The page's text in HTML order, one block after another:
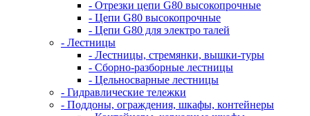
- Отрезки цепи G80 высокопрочные
- Цепи G80 высокопрочные
- Цепи G80 для электро талей
- Лестницы
- Лестницы, стремянки, вышки-туры
- Сборно-разборные лестницы
- Цельносварные лестницы
- Гидравлические тележки
- Поддоны, ограждения, шкафы, контейнеры